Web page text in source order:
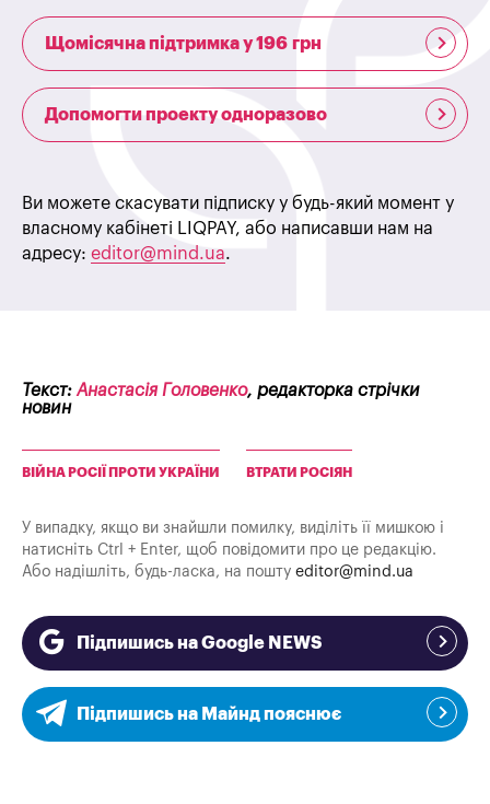
Щомісячна підтримка у 196 грн
Допомогти проекту одноразово
Ви можете скасувати підписку у будь-який момент у
власному кабінеті LIQPAY, або написавши нам на
адресу: editor@mind.ua.
Текст: Анастасія Головенко, редакторка стрічки
новин
ВІЙНА РОСІЇ ПРОТИ УКРАЇНИ ВТРАТИ РОСІЯН
У випадку, якщо ви знайшли помилку, виділіть її мишкою і
натисніть Ctrl + Enter, щоб повідомити про це редакцію.
Або надішліть, будь-ласка, на пошту editor@mind.ua
Підпишись на Google NEWS
Підпишись на Майнд пояснює